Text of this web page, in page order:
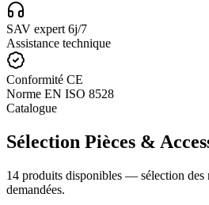
SAV expert 6j/7
Assistance technique
Conformité CE
Norme EN ISO 8528
Catalogue
Sélection Pièces &
14 produits disponibles — sélection des
demandées.